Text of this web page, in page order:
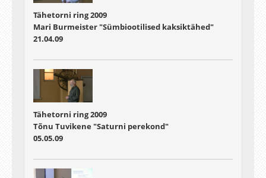
Tähetorni ring 2009
Mari Burmeister "Sümbiootilised kaksiktähed"
21.04.09
Tähetorni ring 2009
Tõnu Tuvikene "Saturni perekond"
05.05.09